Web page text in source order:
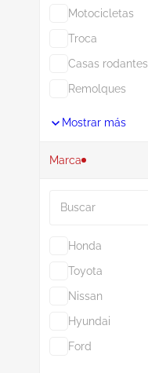
Motocicletas
Troca
Casas rodantes
Remolques
Mostrar más
Marca
Honda
Toyota
Nissan
Hyundai
Ford